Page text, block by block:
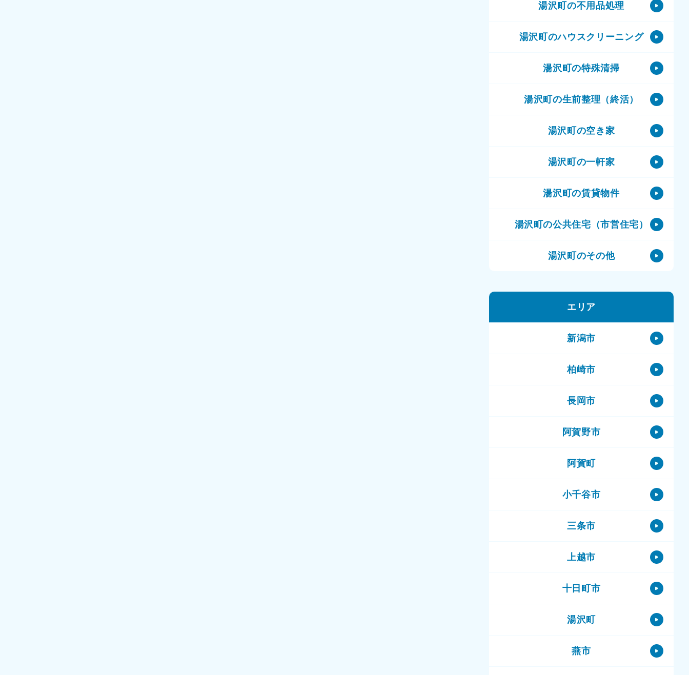
湯沢町の不用品処理
湯沢町のハウスクリーニング
湯沢町の特殊清掃
湯沢町の生前整理（終活）
湯沢町の空き家
湯沢町の一軒家
湯沢町の賃貸物件
湯沢町の公共住宅（市営住宅）
湯沢町のその他
エリア
新潟市
柏崎市
長岡市
阿賀野市
阿賀町
小千谷市
三条市
上越市
十日町市
湯沢町
燕市